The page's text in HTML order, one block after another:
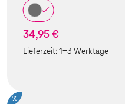
34,95 €
Lieferzeit:1-3 Werktage
%